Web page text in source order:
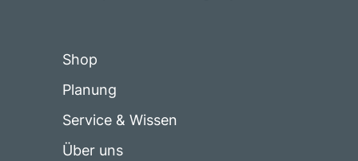
Shop
Planung
Service & Wissen
Über uns